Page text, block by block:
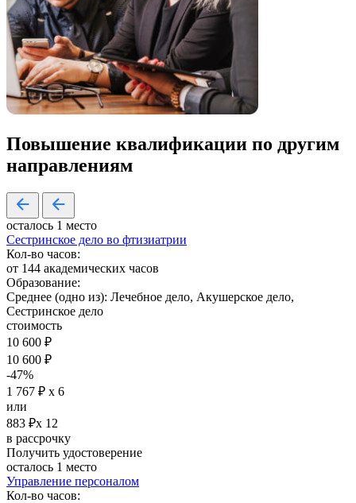
Повышение квалификации по другим
направлениям
осталось 1 место
Сестринское дело во фтизиатрии
Кол-во часов:
от 144 академических часов
Образование:
Среднее (одно из): Лечебное дело, Акушерское дело,
Сестринское дело
стоимость
10 600 ₽
10 600 ₽
-47%
1 767 ₽ х 6
или
883 ₽х 12
в рассрочку
Получить удостоверение
осталось 1 место
Управление персоналом
Кол-во часов: